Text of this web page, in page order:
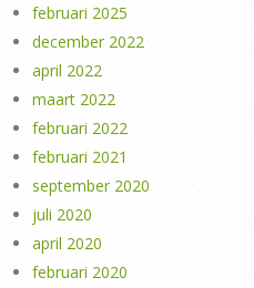
februari 2025
december 2022
april 2022
maart 2022
februari 2022
februari 2021
september 2020
juli 2020
april 2020
februari 2020